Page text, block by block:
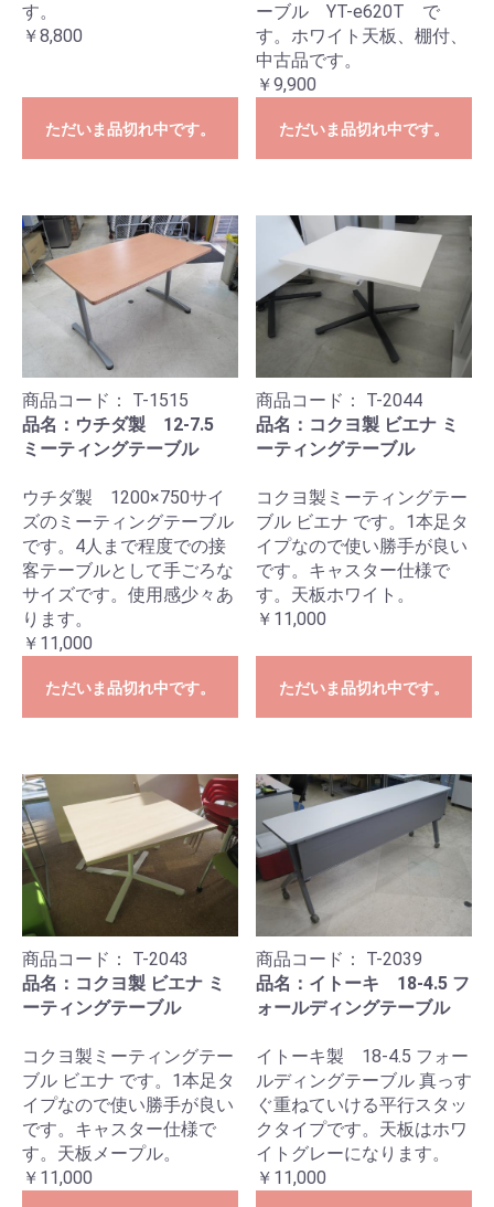
す。
￥8,800
ただいま品切れ中です。
ーブル YT-e620T で
す。ホワイト天板、棚付、
中古品です。
￥9,900
ただいま品切れ中です。
商品コード： T-1515
品名：ウチダ製 12-7.5
ミーティングテーブル
ウチダ製 1200×750サイ
ズのミーティングテーブル
です。4人まで程度での接
客テーブルとして手ごろな
サイズです。使用感少々あ
ります。
￥11,000
ただいま品切れ中です。
商品コード： T-2044
品名：コクヨ製 ビエナ ミ
ーティングテーブル
コクヨ製ミーティングテー
ブル ビエナ です。1本足タ
イプなので使い勝手が良い
です。キャスター仕様で
す。天板ホワイト。
￥11,000
ただいま品切れ中です。
商品コード： T-2043
品名：コクヨ製 ビエナ ミ
ーティングテーブル
コクヨ製ミーティングテー
ブル ビエナ です。1本足タ
イプなので使い勝手が良い
です。キャスター仕様で
す。天板メープル。
￥11,000
商品コード： T-2039
品名：イトーキ 18-4.5 フ
ォールディングテーブル
イトーキ製 18-4.5 フォー
ルディングテーブル 真っす
ぐ重ねていける平行スタッ
クタイプです。天板はホワ
イトグレーになります。
￥11,000